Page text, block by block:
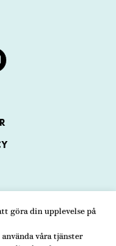
göra din upplevelse på
våra tjänster